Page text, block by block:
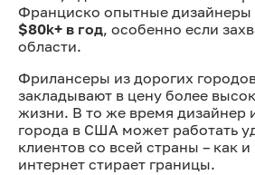
Франциско опытные дизайнеры
$80k+ в год, особенно если
области.
Фрилансеры из дорогих
закладывают в цену более
жизни. В то же время дизайнер
города в США может работать
клиентов со всей страны – как
интернет стирает границы.